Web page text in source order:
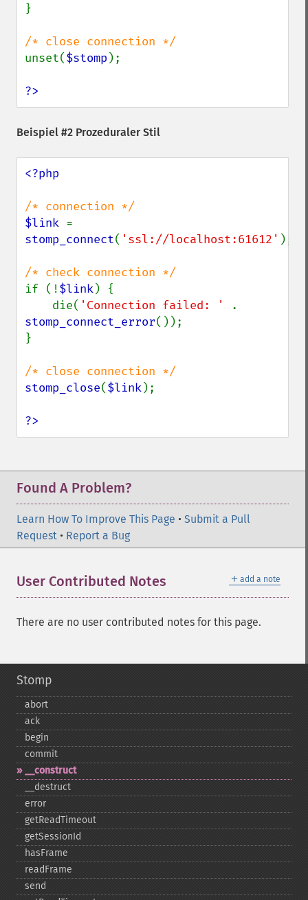
}
unset($stomp );
?>
Beispiel #2 Prozeduraler Stil
<?php
$link
stomp_connect( 'ssl://localhost:61612' );
if (!$link) {
    die(
'Connection failed: '
stomp_connect_error());
}
stomp_close($link);
?>
Found A Problem?
Learn How To Improve This Page • Submit a Pull
Request • Report a Bug
＋ add a note
User Contributed Notes
There are no user contributed notes for this page.
Stomp
abort
ack
begin
commit
_​_​construct
_​_​destruct
error
getReadTimeout
getSessionId
hasFrame
readFrame
send